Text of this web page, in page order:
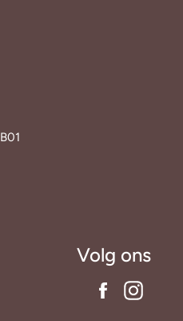
Volg ons
Facebook